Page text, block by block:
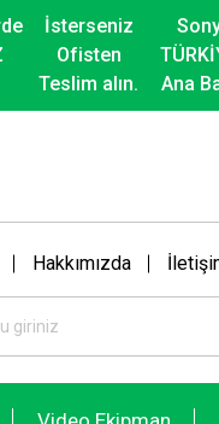
İsterseniz
Ofisten
Teslim alın.
Ana
Hakkımızda